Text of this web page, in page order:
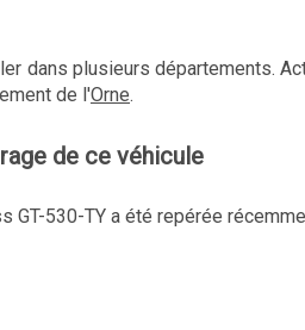
dans plusieurs départements.
de l'Orne.
de ce véhicule
GT-530-TY a été repérée